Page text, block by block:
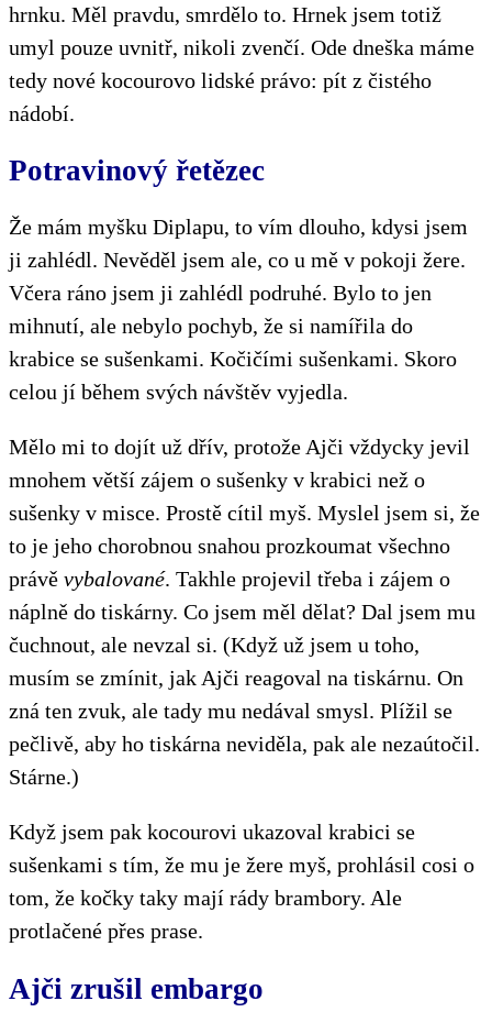
hrnku. Měl pravdu, smrdělo to. Hrnek jsem totiž
umyl pouze uvnitř, nikoli zvenčí. Ode dneška máme
tedy nové kocourovo lidské právo: pít z čistého
nádobí.
Potravinový řetězec
Že mám myšku Diplapu, to vím dlouho, kdysi jsem
ji zahlédl. Nevěděl jsem ale, co u mě v pokoji žere.
Včera ráno jsem ji zahlédl podruhé. Bylo to jen
mihnutí, ale nebylo pochyb, že si namířila do
krabice se sušenkami. Kočičími sušenkami. Skoro
celou jí během svých návštěv vyjedla.
Mělo mi to dojít už dřív, protože Ajči vždycky jevil
mnohem větší zájem o sušenky v krabici než o
sušenky v misce. Prostě cítil myš. Myslel jsem si, že
to je jeho chorobnou snahou prozkoumat všechno
právě vybalované. Takhle projevil třeba i zájem o
náplně do tiskárny. Co jsem měl dělat? Dal jsem mu
čuchnout, ale nevzal si. (Když už jsem u toho,
musím se zmínit, jak Ajči reagoval na tiskárnu. On
zná ten zvuk, ale tady mu nedával smysl. Plížil se
pečlivě, aby ho tiskárna neviděla, pak ale nezaútočil.
Stárne.)
Když jsem pak kocourovi ukazoval krabici se
sušenkami s tím, že mu je žere myš, prohlásil cosi o
tom, že kočky taky mají rády brambory. Ale
protlačené přes prase.
Ajči zrušil embargo